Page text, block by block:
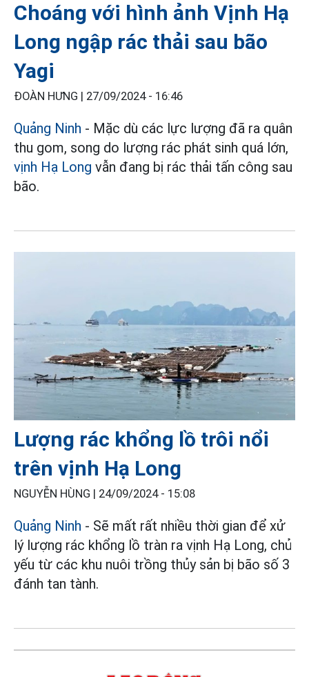
Choáng với hình ảnh Vịnh Hạ
Long ngập rác thải sau bão
Yagi
ĐOÀN HƯNG | 27/09/2024 - 16:46
Quảng Ninh - Mặc dù các lực lượng đã ra quân
thu gom, song do lượng rác phát sinh quá lớn,
vịnh Hạ Long vẫn đang bị rác thải tấn công sau
bão.
Lượng rác khổng lồ trôi nổi
trên vịnh Hạ Long
NGUYỄN HÙNG | 24/09/2024 - 15:08
Quảng Ninh - Sẽ mất rất nhiều thời gian để xử
lý lượng rác khổng lồ tràn ra vịnh Hạ Long, chủ
yếu từ các khu nuôi trồng thủy sản bị bão số 3
đánh tan tành.